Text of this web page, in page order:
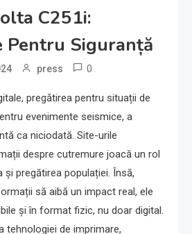
C251i:
Pentru Siguranță
press 0
pregătirea pentru situații de
evenimente seismice, a
ca niciodată. Site-urile
despre cutremure joacă un rol
pregătirea populației. Însă,
să aibă un impact real, ele
și în format fizic, nu doar digital.
tehnologiei de imprimare,